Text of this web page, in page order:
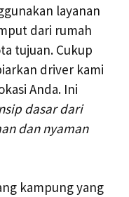
layanan
dari rumah
tujuan. Cukup
driver kami
Anda. Ini
dasar dari
dan nyaman
kampung yang